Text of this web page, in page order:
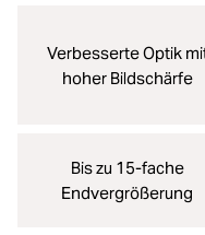
Verbesserte Optik
hoher Bildschärfe
Bis zu 15-fache
Endvergrößerung